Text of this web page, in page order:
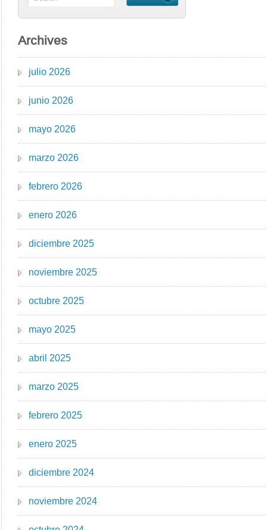
Archives
julio 2026
junio 2026
mayo 2026
marzo 2026
febrero 2026
enero 2026
diciembre 2025
noviembre 2025
octubre 2025
mayo 2025
abril 2025
marzo 2025
febrero 2025
enero 2025
diciembre 2024
noviembre 2024